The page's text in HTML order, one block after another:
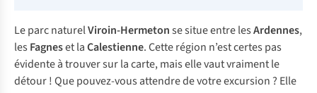
Le parc naturelViroin-Hermetonse situe entre lesArdennes,
les Fagneset laCalestienne. Cette région n’est certes pas
évidente à trouver sur la carte, mais elle vaut vraiment le
détour ! Que pouvez-vous attendre de votre excursion ? Elle